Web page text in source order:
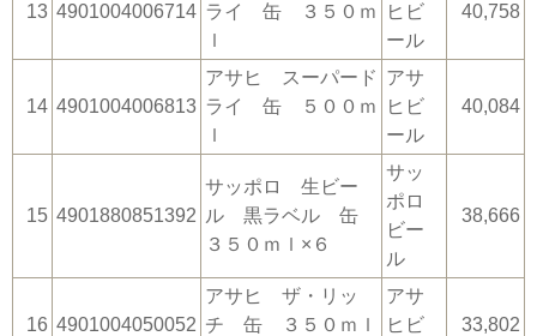
13 4901004006714 ライ 缶 ３５０ｍ
ｌ
ヒビ
ール
40,758
14 4901004006813
アサヒ スーパード
ライ 缶 ５００ｍ
ｌ
アサ
ヒビ
ール
40,084
15 4901880851392
サッポロ 生ビー
ル 黒ラベル 缶
３５０ｍｌ×６
サッ
ポロ
ビー
ル
38,666
16 4901004050052
アサヒ ザ・リッ
チ 缶 ３５０ｍｌ
アサ
ヒビ
33,802